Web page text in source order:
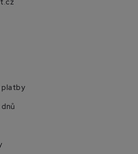
platby